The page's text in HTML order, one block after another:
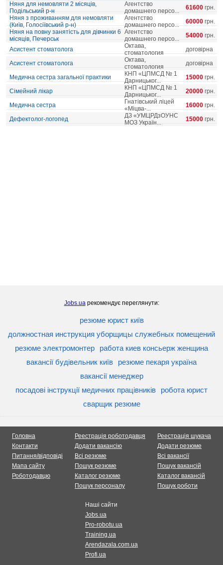
Няня для немовляти 2 місяців,
Подільський р-н
Агентство
домашнего персо...
61600 грн.
Няня з проживанням для немовляти
(Київ, Голосіївський р-н)
Агентство
домашнего персо...
60000 грн.
Няня на повну занятість для дівчинки 6
місяців, Печерськ
Агентство
домашнего персо...
54000 грн.
Асистент стоматолога
Октава,
стоматология
договірна
Асистент стоматолога
Октава,
стоматология
договірна
Медична сестра загальної практики
КНП «ЦПМСД № 1
Дарницьког...
15000 грн.
Сімейний лікар
КНП «ЦПМСД № 1
Дарницьког...
20000 грн.
Медична сестра
Гнатівський ліцей
«Міцва-...
16000 грн.
Дефектолог-логопед
ДЗ «УМЦРДзОУНС
МОЗ Україн...
15000 грн.
Jobs.uaрекомендує переглянути:
резюме юрист київ
должностная инструкция уборщицы служебных помещений
резюме электромонтер
работа киев консьерж женщина
вакансії будівельник київ
резюме пекаря україна
вакансії менеджер
посадові інструкції медичних працівників
робота юрист
сварщик резюме
Головна
Контакти
Питання/відповіді
Мапа сайту
Роботодавцю
Реестрація роботодавця
Додати вакансію
Всі резюме
Пошук резюме
Каталог резюме
Пошук персоналу
Реестрація шукача
Додати резюме
Всі вакансії
Пошук вакансій
Каталог вакансій
Пошук роботи
Наші сайти
Jobs.ua
Pro-robotu.ua
Training.ua
Arendazala.com.ua
Profi.ua